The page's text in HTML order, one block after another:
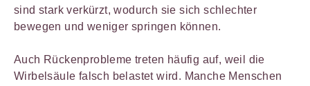
sind stark verkürzt, wodurch sie sich schlechter
bewegen und weniger springen können.
Auch Rückenprobleme treten häufig auf, weil die
Wirbelsäule falsch belastet wird. Manche Menschen